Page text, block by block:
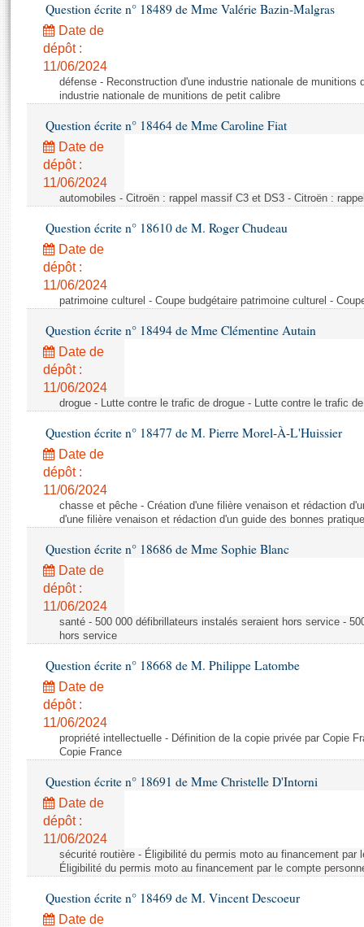
Projets de loi
Propositions de loi
Amendements
Textes adoptés
Rapports législatifs
Rapports sur l'application des lois
Baromètre de l’application des lois
Dossiers législatifs
Budget et sécurité sociale
Questions écrites et orales
Comptes rendus des débats
Histoire
Juniors
Anciennes législatures
Contacts et plan d'accès
Photos libres de droit
Question écrite n° 18489 de Mme Valérie Bazin-Malgras
Date de
dépôt :
11/06/2024
défense - Reconstruction d'une industrie nationale de munitions
industrie nationale de munitions de petit calibre
Question écrite n° 18464 de Mme Caroline Fiat
Date de
dépôt :
11/06/2024
automobiles - Citroën : rappel massif C3 et DS3 - Citroën :
Question écrite n° 18610 de M. Roger Chudeau
Date de
dépôt :
11/06/2024
patrimoine culturel - Coupe budgétaire patrimoine culturel -
Question écrite n° 18494 de Mme Clémentine Autain
Date de
dépôt :
11/06/2024
drogue - Lutte contre le trafic de drogue - Lutte contre le trafic
Question écrite n° 18477 de M. Pierre Morel-À-L'Huissier
Date de
dépôt :
11/06/2024
chasse et pêche - Création d'une filière venaison et rédaction
d'une filière venaison et rédaction d'un guide des bonnes
Question écrite n° 18686 de Mme Sophie Blanc
Date de
dépôt :
11/06/2024
santé - 500 000 défibrillateurs instalés seraient hors service -
hors service
Question écrite n° 18668 de M. Philippe Latombe
Date de
dépôt :
11/06/2024
propriété intellectuelle - Définition de la copie privée par Copie
Copie France
Question écrite n° 18691 de Mme Christelle D'Intorni
Date de
dépôt :
11/06/2024
sécurité routière - Éligibilité du permis moto au financement par
Éligibilité du permis moto au financement par le compte
Question écrite n° 18469 de M. Vincent Descoeur
Date de